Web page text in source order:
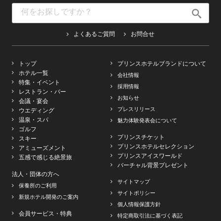
よくあるご質問 お問合せ
トップ
ホテル一覧
特集・イベント
レストラン・バー
会議・宴会
ウエディング
温泉・スパ
ゴルフ
スキー
アミューズメント
五感で感じる絶景旅
法人・団体の方へ
保養所のご利用
新規ホテル開発のご案内
会員サービス・特典
プリンスホテルブランドについて
会社情報
採用情報
お知らせ
プレスリリース
魅力体験発表会について
プリンスチケット
プリンスホテルセレクション
プリンスアイスワールド
バーチャル背景プレゼント
サイトマップ
サイトポリシー
個人情報保護方針
特定商取引法に基づく表記